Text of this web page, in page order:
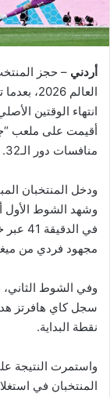
أردني
العالم
أقيمت على ملعب
منافسات دور الـ32.
ودخل المنتخبان
وشهد الشوط الأول
في
مجهود فردي من
وفي الشوط الثاني،
نقطة البداية.
واستمرت النتيجة
المنتخبان في